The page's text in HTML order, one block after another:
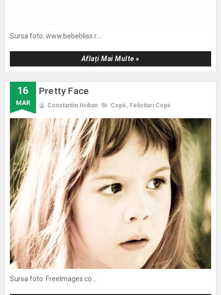
Sursa foto: www.bebebliss.r...
Aflați Mai Multe »
16
MAR
Pretty Face
Constantin Hriban Copii , Felicitari Copii
Sursa foto: FreeImages.co...